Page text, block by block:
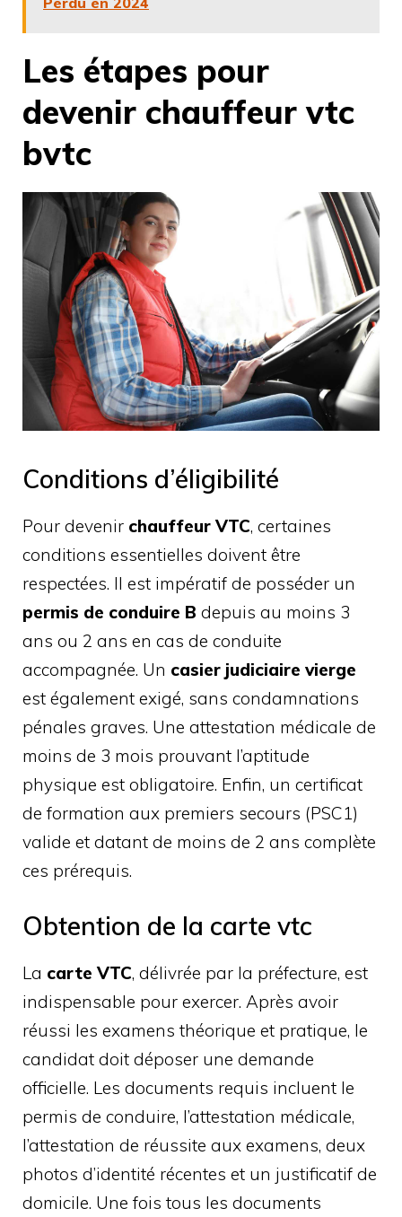
Les étapes pour
devenir chauffeur vtc
bvtc
Conditions d’éligibilité
Pour devenir chauffeur VTC, certaines
conditions essentielles doivent être
respectées. Il est impératif de posséder un
permis de conduire B depuis au moins 3
ans ou 2 ans en cas de conduite
accompagnée. Un casier judiciaire vierge
est également exigé, sans condamnations
pénales graves. Une attestation médicale de
moins de 3 mois prouvant l’aptitude
physique est obligatoire. Enfin, un certificat
de formation aux premiers secours (PSC1)
valide et datant de moins de 2 ans complète
ces prérequis.
Obtention de la carte vtc
La carte VTC, délivrée par la préfecture, est
indispensable pour exercer. Après avoir
réussi les examens théorique et pratique, le
candidat doit déposer une demande
officielle. Les documents requis incluent le
permis de conduire, l’attestation médicale,
l’attestation de réussite aux examens, deux
photos d’identité récentes et un justificatif de
domicile. Une fois tous les documents